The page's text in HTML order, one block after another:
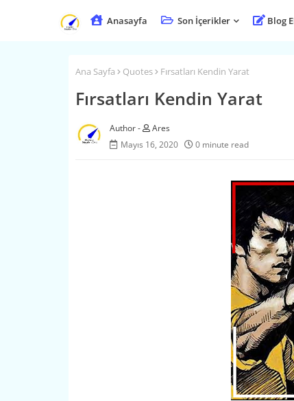
Anasayfa Son İçerikler Blog
Ana Sayfa Quotes Fırsatları Kendin Yarat
Fırsatları Kendin Yarat
Ares
Mayıs 16, 2020
0 minute read